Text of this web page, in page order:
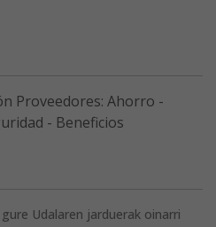
Proveedores: Ahorro -
- Beneficios
Udalaren jarduerak oinarri